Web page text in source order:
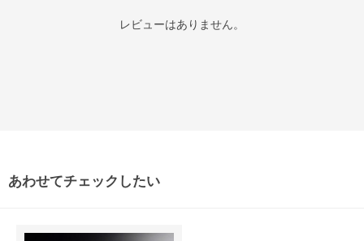
レビューはありません。
あわせてチェックしたい